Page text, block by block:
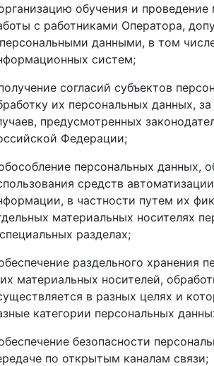
обучения и проведение
с работниками Оператора,
данными, в том
систем;
согласий субъектов
их персональных данных,
предусмотренных
Федерации;
персональных данных,
средств
в частности путем их
материальных носителях
разделах;
раздельного хранения
материальных носителей,
в разных целях и
категории персональных
безопасности
по открытым каналам связи;